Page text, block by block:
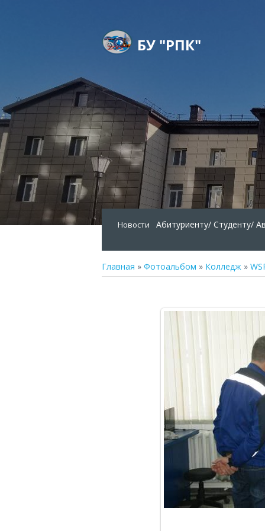
БУ "РПК"
Новости Абитуриенту/ Студенту/
Главная » Фотоальбом » Колледж »